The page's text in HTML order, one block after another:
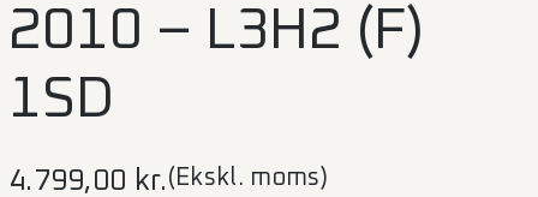
2010 – L3H2 (F)
1SD
4.799,00 kr. (Ekskl. moms)